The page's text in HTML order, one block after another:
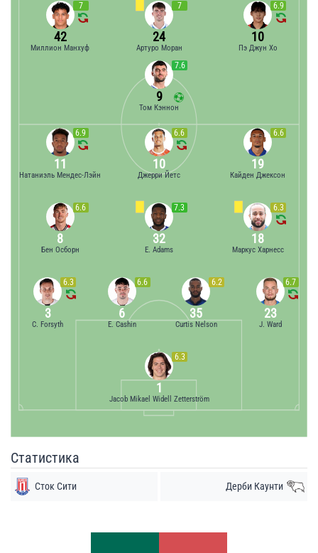
6.9
10
Пэ Джун Хо
7
24
Артуро Моран
7
42
Миллион Манхуф
7.6
9
Том Кэннон
6.3
1
Jacob Mikael Widell Zetterström
6.3
3
C. Forsyth
6.6
6
E. Cashin
6.2
35
Curtis Nelson
6.7
23
J. Ward
6.6
8
Бен Осборн
7.3
32
E. Adams
6.3
18
Маркус Харнесс
6.9
11
Натаниэль Мендес-Лэйн
6.6
10
Джерри Йетс
6.6
19
Кайден Джексон
Статистика
Сток Сити Дерби Каунти